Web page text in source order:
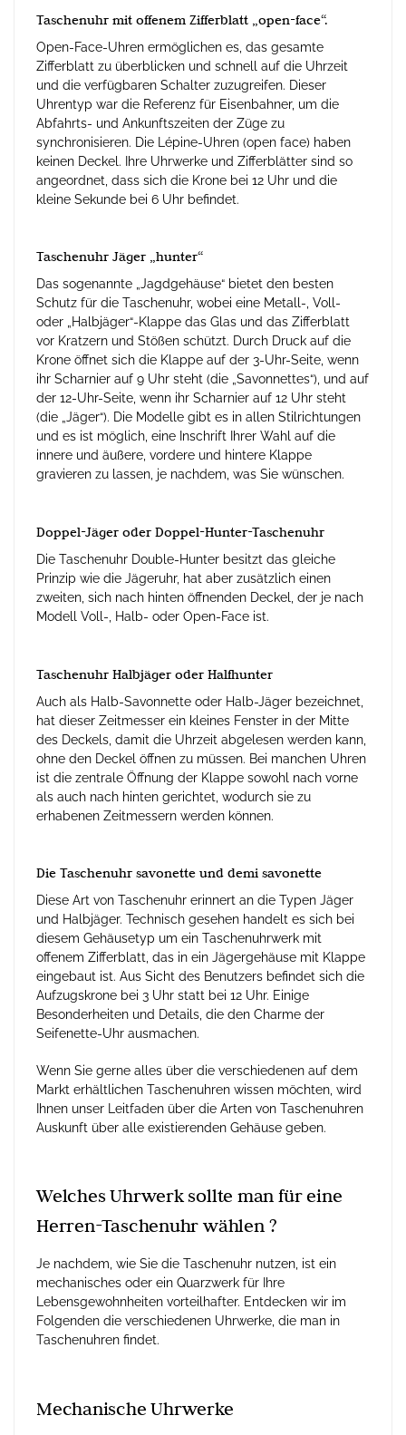
Taschenuhr mit offenem Zifferblatt „open-face“.
Open-Face-Uhren ermöglichen es, das gesamte
Zifferblatt zu überblicken und schnell auf die Uhrzeit
und die verfügbaren Schalter zuzugreifen. Dieser
Uhrentyp war die Referenz für Eisenbahner, um die
Abfahrts- und Ankunftszeiten der Züge zu
synchronisieren. Die Lépine-Uhren (open face) haben
keinen Deckel. Ihre Uhrwerke und Zifferblätter sind so
angeordnet, dass sich die Krone bei 12 Uhr und die
kleine Sekunde bei 6 Uhr befindet.
Taschenuhr Jäger „hunter“
Das sogenannte „Jagdgehäuse“ bietet den besten
Schutz für die Taschenuhr, wobei eine Metall-, Voll-
oder „Halbjäger“-Klappe das Glas und das Zifferblatt
vor Kratzern und Stößen schützt. Durch Druck auf die
Krone öffnet sich die Klappe auf der 3-Uhr-Seite, wenn
ihr Scharnier auf 9 Uhr steht (die „Savonnettes“), und auf
der 12-Uhr-Seite, wenn ihr Scharnier auf 12 Uhr steht
(die „Jäger“). Die Modelle gibt es in allen Stilrichtungen
und es ist möglich, eine Inschrift Ihrer Wahl auf die
innere und äußere, vordere und hintere Klappe
gravieren zu lassen, je nachdem, was Sie wünschen.
Doppel-Jäger oder Doppel-Hunter-Taschenuhr
Die Taschenuhr Double-Hunter besitzt das gleiche
Prinzip wie die Jägeruhr, hat aber zusätzlich einen
zweiten, sich nach hinten öffnenden Deckel, der je nach
Modell Voll-, Halb- oder Open-Face ist.
Taschenuhr Halbjäger oder Halfhunter
Auch als Halb-Savonnette oder Halb-Jäger bezeichnet,
hat dieser Zeitmesser ein kleines Fenster in der Mitte
des Deckels, damit die Uhrzeit abgelesen werden kann,
ohne den Deckel öffnen zu müssen. Bei manchen Uhren
ist die zentrale Öffnung der Klappe sowohl nach vorne
als auch nach hinten gerichtet, wodurch sie zu
erhabenen Zeitmessern werden können.
Die Taschenuhr savonette und demi savonette
Diese Art von Taschenuhr erinnert an die Typen Jäger
und Halbjäger. Technisch gesehen handelt es sich bei
diesem Gehäusetyp um ein Taschenuhrwerk mit
offenem Zifferblatt, das in ein Jägergehäuse mit Klappe
eingebaut ist. Aus Sicht des Benutzers befindet sich die
Aufzugskrone bei 3 Uhr statt bei 12 Uhr. Einige
Besonderheiten und Details, die den Charme der
Seifenette-Uhr ausmachen.
Wenn Sie gerne alles über die verschiedenen auf dem
Markt erhältlichen Taschenuhren wissen möchten, wird
Ihnen unser Leitfaden über die Arten von Taschenuhren
Auskunft über alle existierenden Gehäuse geben.
Welches Uhrwerk sollte man für eine
Herren-Taschenuhr wählen ?
Je nachdem, wie Sie die Taschenuhr nutzen, ist ein
mechanisches oder ein Quarzwerk für Ihre
Lebensgewohnheiten vorteilhafter. Entdecken wir im
Folgenden die verschiedenen Uhrwerke, die man in
Taschenuhren findet.
Mechanische Uhrwerke